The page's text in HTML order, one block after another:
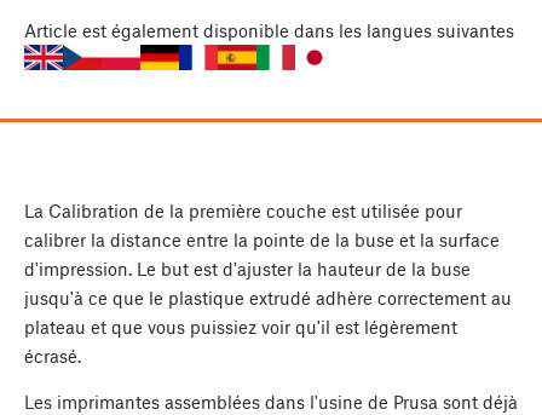
Article est également disponible dans les langues suivantes
La Calibration de la première couche est utilisée pour
calibrer la distance entre la pointe de la buse et la surface
d'impression. Le but est d'ajuster la hauteur de la buse
jusqu'à ce que le plastique extrudé adhère correctement au
plateau et que vous puissiez voir qu'il est légèrement
écrasé.
Les imprimantes assemblées dans l'usine de Prusa sont déjà